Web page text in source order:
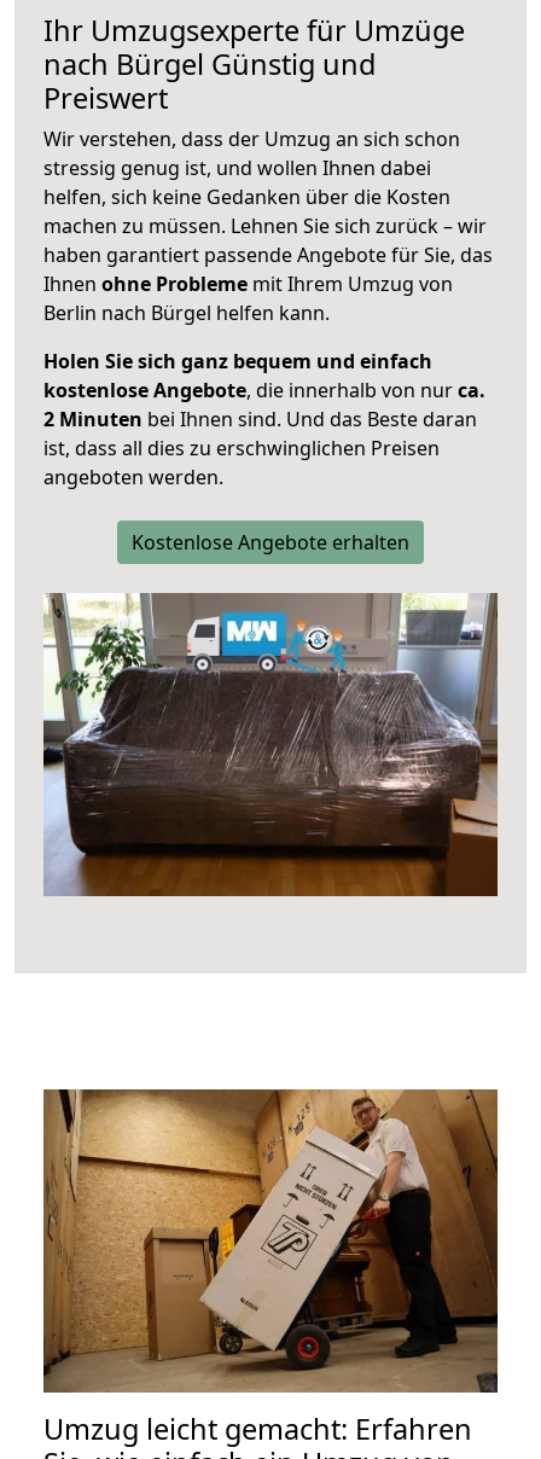
Ihr Umzugsexperte für Umzüge
nach Bürgel Günstig und
Preiswert
Wir verstehen, dass der Umzug an sich schon
stressig genug ist, und wollen Ihnen dabei
helfen, sich keine Gedanken über die Kosten
machen zu müssen. Lehnen Sie sich zurück – wir
haben garantiert passende Angebote für Sie, das
Ihnen ohne Probleme mit Ihrem Umzug von
Berlin nach Bürgel helfen kann.
Holen Sie sich ganz bequem und einfach
kostenlose Angebote, die innerhalb von nurca.
2 Minuten bei Ihnen sind. Und das Beste daran
ist, dass all dies zu erschwinglichen Preisen
angeboten werden.
Kostenlose Angebote erhalten
Umzug leicht gemacht: Erfahren